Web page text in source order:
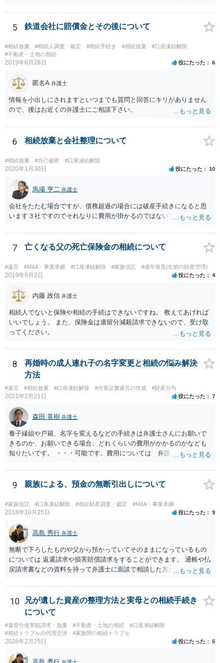
したら、早急に家裁に行って相続放棄の申述をしたい旨告げて必要な
書類を提出されることをおすすめいたします。 なお、お父様の債務が
他にもあるかもしれないというリスクを考えますと、相続放棄の申述
にあたっては、法テラスの無料相談等を利用して弁護士に相談するこ
とも十分考えられるかと存じます。また、ご記載いただいた事実関係
を拝見するかぎり、再婚相手のかたは既に相続放棄をされている可能
5 鉄道会社に賠償金とその後について
#相続放棄 #相続人調査・確定 #相続手続き #相続放棄
#口座凍結解除
#不動産・土地の相続
2019年6月28日 役にたった 6
匿名A 弁護士
情報を小出しにされますといつまでも質問と回答にキリがありません
ので、後はお近くの弁護士にご相談下さい。
6 相続放棄と会社整理について
#相続放棄 #自己破産 #口座凍結解除
2020年1月30日 役にたった 10
馬場 亨二 弁護士
会社をたたむ場合ですが、債務超過の場合には破産手続きになると思
います３社ですのでそれなりに費用が掛かるのではないでしょうか。
7 亡くなる父の死亡保険金の相続について
#遺言 #M&A・事業承継 #口座凍結解除 #家族信託 #成年後見(生前の財産管理)
2019年9月2日 役にたった 4
内藤 政信 弁護士
相続人でないと保険や相続の手続はできないですね。 教えてあげれば
いいでしょう。 また、保険金は遺留分減殺請求できないので、受け取
ってください。
8
再婚時の成人連れ子の名字変更と相続の悩み解決
方法
#遺言 #相続放棄 #口座凍結解除 #自筆証書遺言の作成 #財産分与
2021年2月21日 役にたった 7
森田 英樹 弁護士
養子縁組や戸籍、名字を変えるなどの手続きは弁護士さんにお願いで
きるのか、お願いできる場合、どれくらいの費用がかかるのかなども
知りたいです。 ・・・可能です。費用については 弁護士と直接面談
ています。 やはり、成人した子のことまでごちゃごちゃ考えず、自分
の事だけ考えるべきなのでしょうか ・・・お子さんの事をまで含め良
い解決案があればお悩みになるのは当然と言えば当然のことです。 彼
と親子関係を結びたいと思っているが、名字は変えたくない・・・養
子縁組の必要があり 氏も変更することになります。 しかし 彼は成人
しているとは言え、自分の子と私の連れ子、全て平等にしたいと希
望。もちろん私もそうできればと思います。 ・・・婚姻前の契約 あ
るいは 遺言書などで その意思を実現する方法はあります。 弁護
士に相談してみてください。
9 親族による、預金の無断引出しについて
#家族信託 #口座凍結解除 #相続財産調査・鑑定 #M&A・事業承継
2018年10月25日 役にたった 9
高島 秀行 弁護士
無断で下ろしたものや父から預かっていてそのままになっているもの
については 返還請求や損害賠償請求をすることができます。 通帳や払
戻請求書などの資料を持って弁護士に面談で相談した方がよいと思い
10
兄が遺した資産の整理方法と実母との相続手続き
について
#遺留分侵害額請求・放棄 #不動産・土地の相続
#口座凍結解除
#相続トラブルの代理交渉
#家族間の相続トラブル
2026年2月25日 役にたった 5
高島 秀行 弁護士